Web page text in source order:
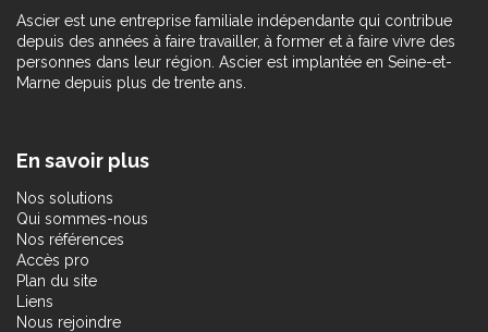
Ascier est une entreprise familiale indépendante qui contribue
depuis des années à faire travailler, à former et à faire vivre des
personnes dans leur région. Ascier est implantée en Seine-et-
Marne depuis plus de trente ans.
En savoir plus
Nos solutions
Qui sommes-nous
Nos références
Accès pro
Plan du site
Liens
Nous rejoindre